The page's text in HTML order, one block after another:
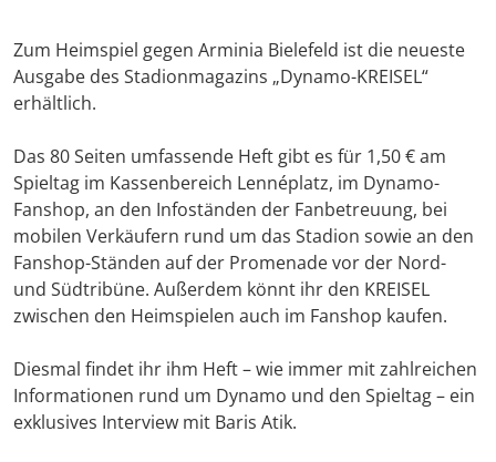
Zum Heimspiel gegen Arminia Bielefeld ist die neueste
Ausgabe des Stadionmagazins „Dynamo-KREISEL“
erhältlich.
Das 80 Seiten umfassende Heft gibt es für 1,50 € am
Spieltag im Kassenbereich Lennéplatz, im Dynamo-
Fanshop, an den Infoständen der Fanbetreuung, bei
mobilen Verkäufern rund um das Stadion sowie an den
Fanshop-Ständen auf der Promenade vor der Nord-
und Südtribüne. Außerdem könnt ihr den KREISEL
zwischen den Heimspielen auch im Fanshop kaufen.
Diesmal findet ihr ihm Heft – wie immer mit zahlreichen
Informationen rund um Dynamo und den Spieltag – ein
exklusives Interview mit Baris Atik.